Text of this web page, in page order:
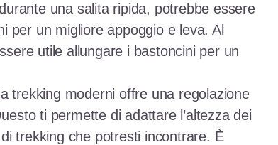
una salita ripida, potrebbe essere
per un migliore appoggio e leva. Al
utile allungare i bastoncini per un
trekking moderni offre una regolazione
ti permette di adattare l’altezza dei
trekking che potresti incontrare. È